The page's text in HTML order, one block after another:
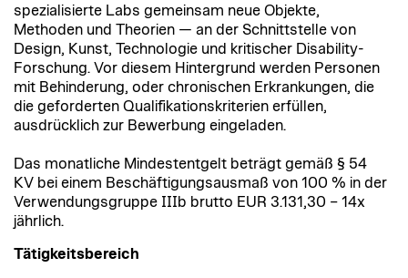
spezialisierte Labs gemeinsam neue Objekte,
Methoden und Theorien — an der Schnittstelle von
Design, Kunst, Technologie und kritischer Disability-
Forschung. Vor diesem Hintergrund werden Personen
mit Behinderung, oder chronischen Erkrankungen, die
die geforderten Qualifikationskriterien erfüllen,
ausdrücklich zur Bewerbung eingeladen.
Das monatliche Mindestentgelt beträgt gemäß § 54
KV bei einem Beschäftigungsausmaß von 100 % in der
Verwendungsgruppe IIIb brutto EUR 3.131,30 – 14x
jährlich.
Tätigkeitsbereich